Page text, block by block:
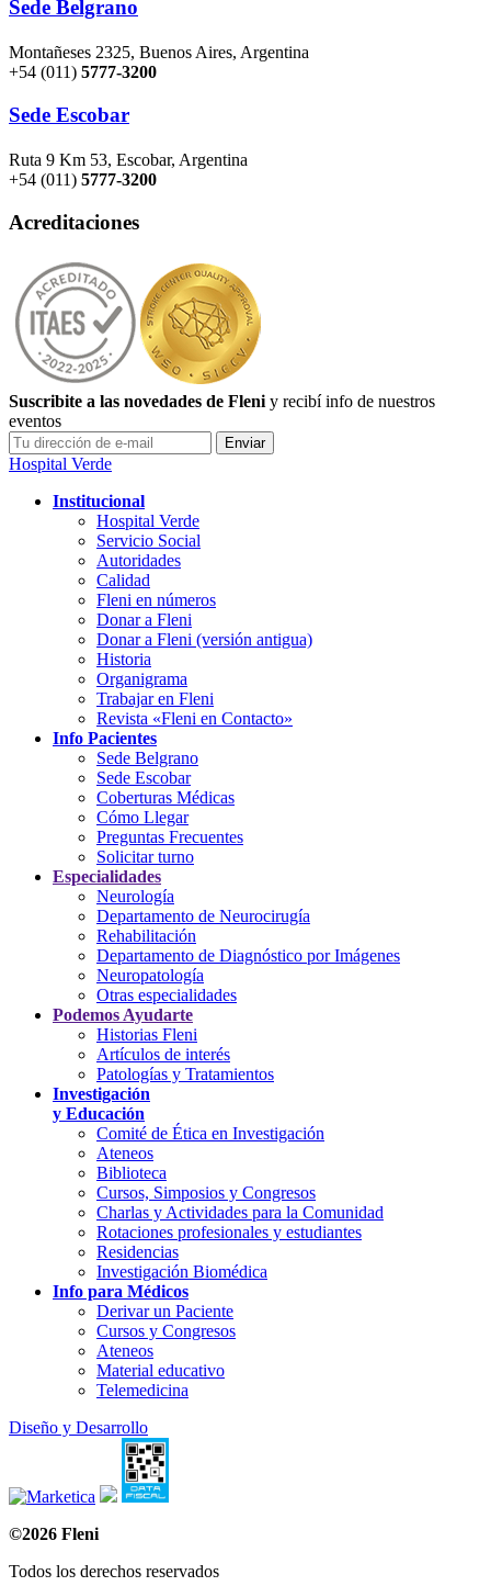
Sede Belgrano
Montañeses 2325, Buenos Aires, Argentina
+54 (011) 5777-3200
Sede Escobar
Ruta 9 Km 53, Escobar, Argentina
+54 (011) 5777-3200
Acreditaciones
Suscribite a las novedades de Fleni y recibí info de nuestros
eventos
Hospital Verde
Institucional
Hospital Verde
Servicio Social
Autoridades
Calidad
Fleni en números
Donar a Fleni
Donar a Fleni (versión antigua)
Historia
Organigrama
Trabajar en Fleni
Revista «Fleni en Contacto»
Info Pacientes
Sede Belgrano
Sede Escobar
Coberturas Médicas
Cómo Llegar
Preguntas Frecuentes
Solicitar turno
Especialidades
Neurología
Departamento de Neurocirugía
Rehabilitación
Departamento de Diagnóstico por Imágenes
Neuropatología
Otras especialidades
Podemos Ayudarte
Historias Fleni
Artículos de interés
Patologías y Tratamientos
Investigación
y Educación
Comité de Ética en Investigación
Ateneos
Biblioteca
Cursos, Simposios y Congresos
Charlas y Actividades para la Comunidad
Rotaciones profesionales y estudiantes
Residencias
Investigación Biomédica
Info para Médicos
Derivar un Paciente
Cursos y Congresos
Ateneos
Material educativo
Telemedicina
Diseño y Desarrollo
©2026 Fleni
Todos los derechos reservados